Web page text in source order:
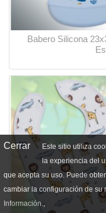
Cerrar
Este sitio utiliza
la experiencia del
que acepta su uso. Puede
cambiar la configuración de su
Información.,
Babero Silicona